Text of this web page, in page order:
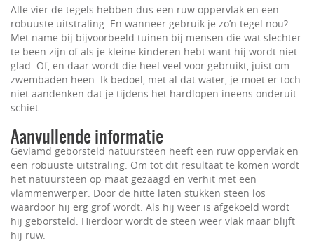
Alle vier de tegels hebben dus een ruw oppervlak en een
robuuste uitstraling. En wanneer gebruik je zo’n tegel nou?
Met name bij bijvoorbeeld tuinen bij mensen die wat slechter
te been zijn of als je kleine kinderen hebt want hij wordt niet
glad. Of, en daar wordt die heel veel voor gebruikt, juist om
zwembaden heen. Ik bedoel, met al dat water, je moet er toch
niet aandenken dat je tijdens het hardlopen ineens onderuit
schiet.
Aanvullende informatie
Gevlamd geborsteld natuursteen heeft een ruw oppervlak en
een robuuste uitstraling. Om tot dit resultaat te komen wordt
het natuursteen op maat gezaagd en verhit met een
vlammenwerper. Door de hitte laten stukken steen los
waardoor hij erg grof wordt. Als hij weer is afgekoeld wordt
hij geborsteld. Hierdoor wordt de steen weer vlak maar blijft
hij ruw.